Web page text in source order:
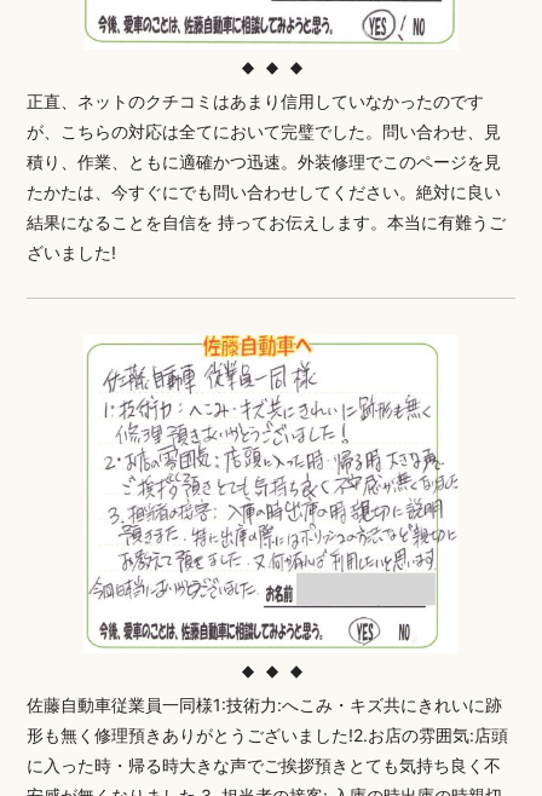
正直、ネットのクチコミはあまり信用していなかったのです
が、こちらの対応は全てにおいて完璧でした。問い合わせ、見
積り、作業、ともに適確かつ迅速。外装修理でこのページを見
たかたは、今すぐにでも問い合わせしてください。絶対に良い
結果になることを自信を 持ってお伝えします。本当に有難うご
ざいました!
佐藤自動車従業員一同様1:技術力:へこみ・キズ共にきれいに跡
形も無く修理預きありがとうございました!2.お店の雰囲気:店頭
に入った時・帰る時大きな声でご挨拶預きとても気持ち良く不